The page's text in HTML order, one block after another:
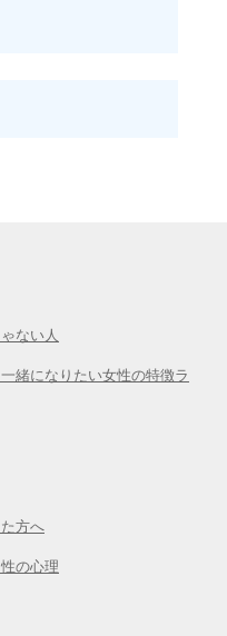
ない人
緒になりたい女性の特徴ラ
方へ
の心理